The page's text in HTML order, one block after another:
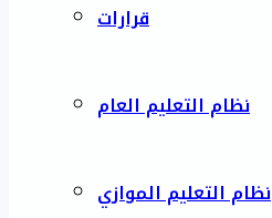
قرارات
نظام التعليم العام
نظام التعليم الموازي